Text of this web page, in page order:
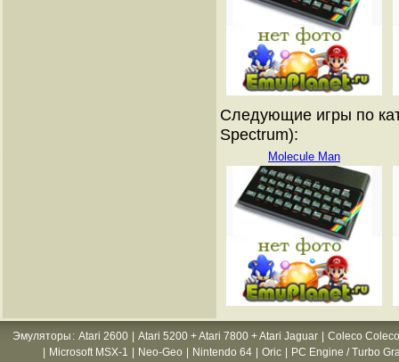
Следующие игры по
Spectrum):
Molecule Man
Эмуляторы : Atari 2600 Atari 5200 + Atari 7800 + Atari Jaguar
Coleco
Microsoft MSX-1 Neo-Geo Nintendo 64 Oric PC Engine / Turbo